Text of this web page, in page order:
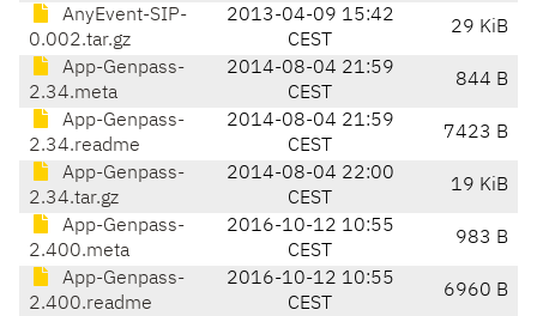
AnyEvent-SIP-
0.002.tar.gz
2013-04-09 15:42
CEST
29 KiB
App-Genpass-
2.34.meta
2014-08-04 21:59
CEST
844 B
App-Genpass-
2.34.readme
2014-08-04 21:59
CEST
7423 B
App-Genpass-
2.34.tar.gz
2014-08-04 22:00
CEST
19 KiB
App-Genpass-
2.400.meta
2016-10-12 10:55
CEST
983 B
App-Genpass-
2.400.readme
2016-10-12 10:55
CEST
6960 B